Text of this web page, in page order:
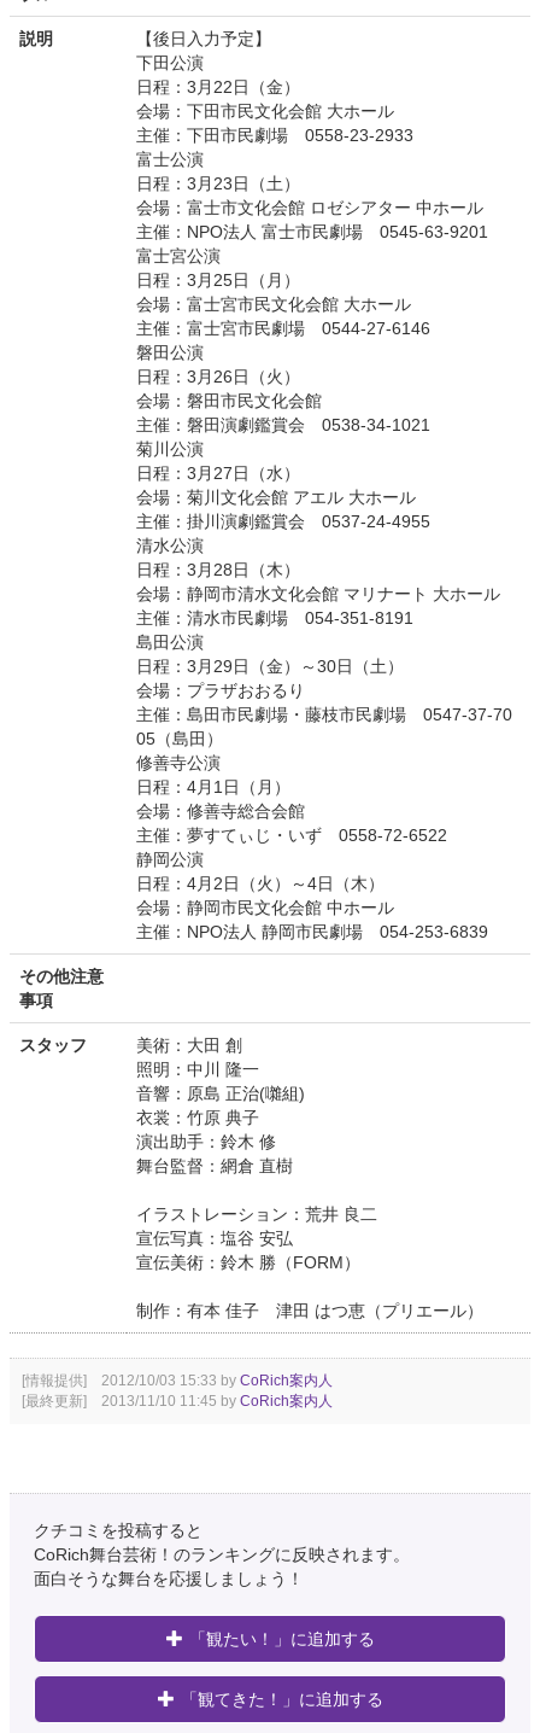
説明
【後日入力予定】
下田公演
日程：3月22日（金）
会場：下田市民文化会館 大ホール
主催：下田市民劇場 0558-23-2933
富士公演
日程：3月23日（土）
会場：富士市文化会館 ロゼシアター 中ホール
主催：NPO法人 富士市民劇場 0545-63-9201
富士宮公演
日程：3月25日（月）
会場：富士宮市民文化会館 大ホール
主催：富士宮市民劇場 0544-27-6146
磐田公演
日程：3月26日（火）
会場：磐田市民文化会館
主催：磐田演劇鑑賞会 0538-34-1021
菊川公演
日程：3月27日（水）
会場：菊川文化会館 アエル 大ホール
主催：掛川演劇鑑賞会 0537-24-4955
清水公演
日程：3月28日（木）
会場：静岡市清水文化会館 マリナート 大ホール
主催：清水市民劇場 054-351-8191
島田公演
日程：3月29日（金）～30日（土）
会場：プラザおおるり
主催：島田市民劇場・藤枝市民劇場 0547-37-70
05（島田）
修善寺公演
日程：4月1日（月）
会場：修善寺総合会館
主催：夢すてぃじ・いず 0558-72-6522
静岡公演
日程：4月2日（火）～4日（木）
会場：静岡市民文化会館 中ホール
主催：NPO法人 静岡市民劇場 054-253-6839
その他注意
事項
スタッフ
美術：大田 創
照明：中川 隆一
音響：原島 正治(囃組)
衣裳：竹原 典子
演出助手：鈴木 修
舞台監督：網倉 直樹
イラストレーション：荒井 良二
宣伝写真：塩谷 安弘
宣伝美術：鈴木 勝（FORM）
制作：有本 佳子 津田 はつ恵（プリエール）
[情報提供] 2012/10/03 15:33 by CoRich案内人
[最終更新] 2013/11/10 11:45 by CoRich案内人
クチコミを投稿すると
CoRich舞台芸術！のランキングに反映されます。
面白そうな舞台を応援しましょう！
「観たい！」に追加する
「観てきた！」に追加する